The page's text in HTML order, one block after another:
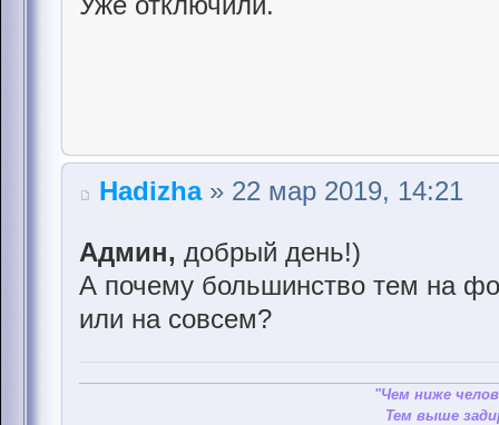
Hadizha» 22 мар 2019, 14:21
Админ, добрый день!)
А почему большинство тем на
или на совсем?
"Чем ниже
Тем выше